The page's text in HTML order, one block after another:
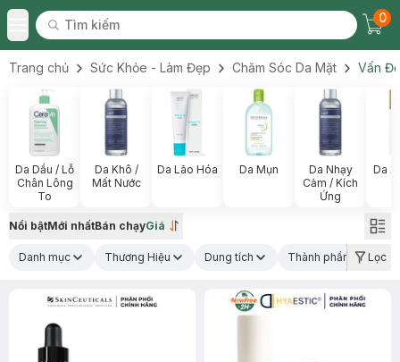
Toggle Menu
Tìm kiếm
Tìm kiếm
0
Trang chủ Sức Khỏe - Làm Đẹp Chăm Sóc Da Mặt Vấn
Da Dầu / Lỗ
Chân Lông
To
Da Khô /
Mất Nước
Da Lão Hóa Da Mụn
Da Nhạy
Cảm / Kích
Ứng
Da
Nổi bậtMới nhấtBán chạyGiá
Danh mục Thương Hiệu Dung tích Thành phần nổi bật
Lọc